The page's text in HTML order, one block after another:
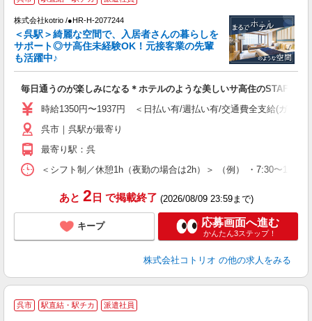
株式会社kotrio /●HR-H-2077244
＜呉駅＞綺麗な空間で、入居者さんの暮らしを
サポート◎サ高住未経験OK！元接客業の先輩
も活躍中♪
毎日通うのが楽しみになる＊ホテルのような美しいサ高住のSTAFF
時給1350円〜1937円 ＜日払い有/週払い有/交通費全支給(ガソリ
呉市｜呉駅が最寄り
最寄り駅：呉
＜シフト制／休憩1h（夜勤の場合は2h）＞ （例） ・7:30〜
あと 2 日 で掲載終了 (2026/08/09 23:59まで)
キープ 応募画面へ進む
かんたん3ステップ！
株式会社コトリオ の他の求人をみる
呉市 駅直結・駅チカ 派遣社員